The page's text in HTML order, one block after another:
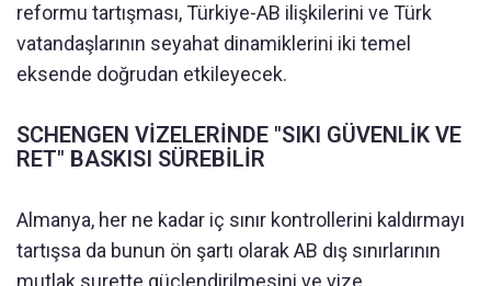
reformu tartışması, Türkiye-AB ilişkilerini ve Türk
vatandaşlarının seyahat dinamiklerini iki temel
eksende doğrudan etkileyecek.
SCHENGEN VİZELERİNDE "SIKI GÜVENLİK VE
RET" BASKISI SÜREBİLİR
Almanya, her ne kadar iç sınır kontrollerini kaldırmayı
tartışsa da bunun ön şartı olarak AB dış sınırlarının